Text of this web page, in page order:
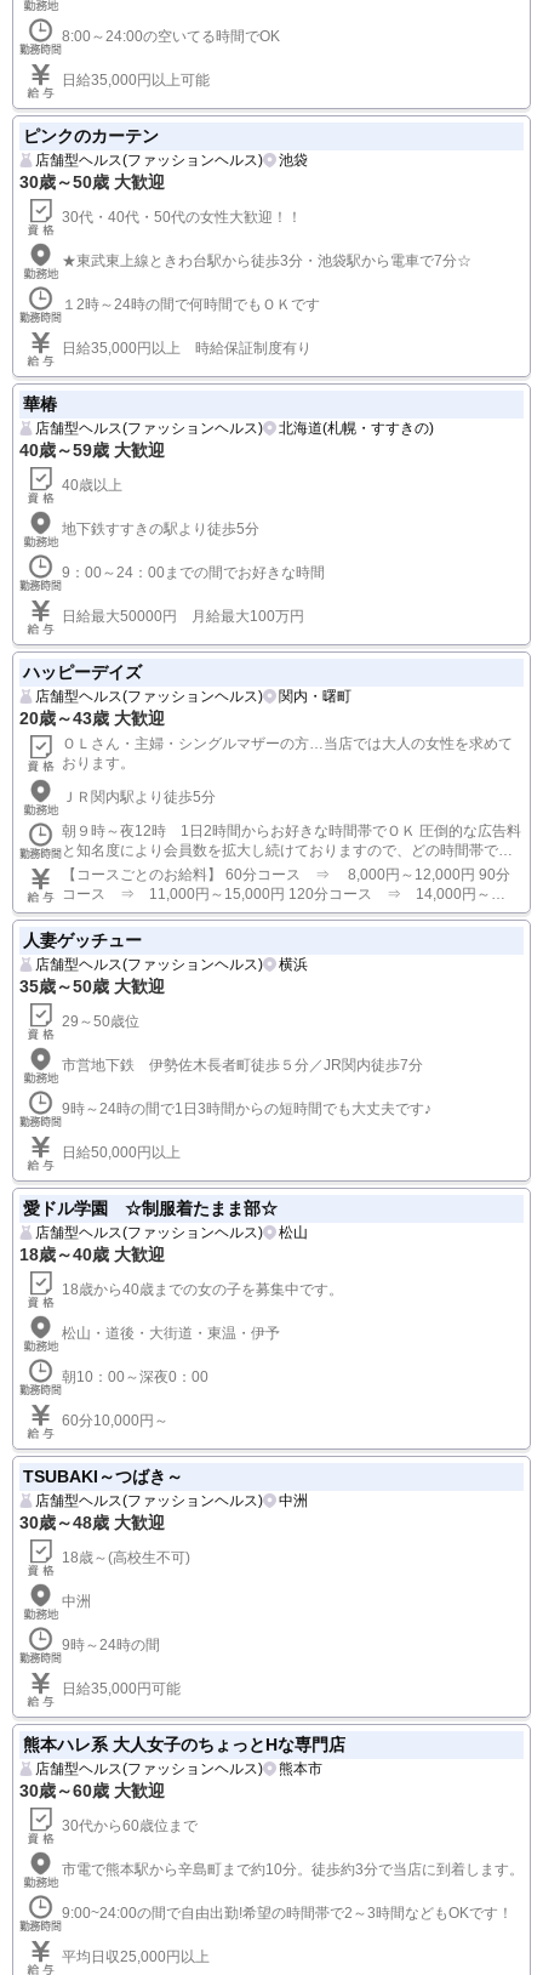
8:00～24:00の空いてる時間でOK
日給35,000円以上可能
ピンクのカーテン
店舗型ヘルス(ファッションヘルス) 池袋
30歳～50歳 大歓迎
30代・40代・50代の女性大歓迎！！
★東武東上線ときわ台駅から徒歩3分・池袋駅から電車で7分☆
１2時～24時の間で何時間でもＯＫです
日給35,000円以上 時給保証制度有り
華椿
店舗型ヘルス(ファッションヘルス) 北海道(札幌・すすきの)
40歳～59歳 大歓迎
40歳以上
地下鉄すすきの駅より徒歩5分
9：00～24：00までの間でお好きな時間
日給最大50000円 月給最大100万円
ハッピーデイズ
店舗型ヘルス(ファッションヘルス) 関内・曙町
20歳～43歳 大歓迎
ＯＬさん・主婦・シングルマザーの方…当店では大人の女性を求めて
おります。
ＪＲ関内駅より徒歩5分
朝９時～夜12時 1日2時間からお好きな時間帯でＯＫ 圧倒的な広告料
と知名度により会員数を拡大し続けておりますので、どの時間帯でも
稼げます。
【コースごとのお給料】 60分コース ⇒ 8,000円～12,000円 90分
コース ⇒ 11,000円～15,000円 120分コース ⇒ 14,000円～
18,000円 ※接客の経験や実績により最大でプラス4,000円まで昇給制
度がございます。 【各種ボーナス制度】 本指名料 ⇒ お客様お一人
につきプラス2,000円 ※その他にも、指名本数ボーナス・出勤日数ボ
ーナス・皆勤ボーナスなど盛りだくさんのボーナス制度がございま
す。
人妻ゲッチュー
店舗型ヘルス(ファッションヘルス) 横浜
35歳～50歳 大歓迎
29～50歳位
市営地下鉄 伊勢佐木長者町徒歩５分／JR関内徒歩7分
9時～24時の間で1日3時間からの短時間でも大丈夫です♪
日給50,000円以上
愛ドル学園 ☆制服着たまま部☆
店舗型ヘルス(ファッションヘルス) 松山
18歳～40歳 大歓迎
18歳から40歳までの女の子を募集中です。
松山・道後・大街道・東温・伊予
朝10：00～深夜0：00
60分10,000円～
TSUBAKI～つばき～
店舗型ヘルス(ファッションヘルス) 中洲
30歳～48歳 大歓迎
18歳～(高校生不可)
中洲
9時～24時の間
日給35,000円可能
熊本ハレ系 大人女子のちょっとHな専門店
店舗型ヘルス(ファッションヘルス) 熊本市
30歳～60歳 大歓迎
30代から60歳位まで
市電で熊本駅から辛島町まで約10分。徒歩約3分で当店に到着します。
9:00~24:00の間で自由出勤!希望の時間帯で2～3時間などもOKです！
平均日収25,000円以上